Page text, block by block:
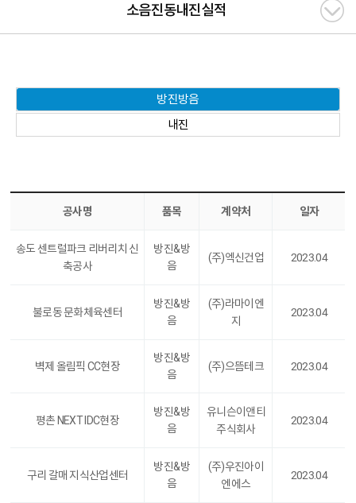
소음진동내진실적
방진방음
내진
공사명 품목 계약처 일자
송도 센트럴파크 리버리치 신
축공사
방진&방
음
(주)엑신건업 2023.04
불로동 문화체육센터
방진&방
음
(주)라마이엔
지
2023.04
벽제 올림픽 CC현장
방진&방
음
(주)으뜸테크 2023.04
평촌 NEXT IDC현장
방진&방
음
유니슨이앤티
주식회사
2023.04
구리 갈매 지식산업센터
방진&방
음
(주)우진아이
엔에스
2023.04